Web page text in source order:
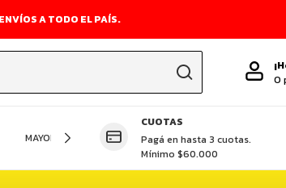
A TODO EL PAÍS.
O
MAYORISTA OFERTAS DESTACADAS CUCHILLOS
CUOTAS
Pagá en hasta 3 cuotas.
Mínimo $60.000